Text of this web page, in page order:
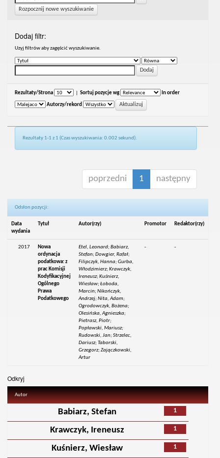
Rozpocznij nowe wyszukiwanie
Dodaj filtr:
Uzyj filtrów aby zagęścić wyszukiwanie.
Rezultaty/Strona Sortuj pozycje wg In order
Autorzy/rekord
Rezultaty 1-1 z 1 (Czas wyszukiwania: 0.002 sekund).
poprzedni 1 następny
Odsłon pozycji:
Data
wydania
Tytuł Autor(rzy) Promotor Redaktor(rzy)
2017
Nowa
ordynacja
podatkowa: z
prac Komisji
Kodyfikacyjnej
Ogólnego
Prawa
Podatkowego
Etel, Leonard; Babiarz,
Stefan; Dowgier, Rafał;
Filipczyk, Hanna; Gurba,
Włodzimierz; Krawczyk,
Ireneusz; Kuśnierz,
Wiesław; Łoboda,
Marcin; Nikończyk,
Andrzej; Nita, Adam;
Ogrodowczyk, Bożena;
Olesińska, Agnieszka;
Pietrasz, Piotr;
Popławski, Mariusz;
Rudowski, Jan; Strzelec,
Dariusz; Taborski,
Grzegorz; Zajączkowski,
Artur
- -
Odkryj
Autor
1
Babiarz, Stefan
1
Krawczyk, Ireneusz
1
Kuśnierz, Wiesław